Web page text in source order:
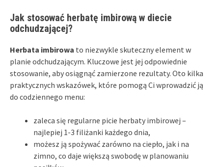
Jak stosować herbatę imbirową w diecie
odchudzającej?
Herbata imbirowa to niezwykle skuteczny element w
planie odchudzającym. Kluczowe jest jej odpowiednie
stosowanie, aby osiągnąć zamierzone rezultaty. Oto kilka
praktycznych wskazówek, które pomogą Ci wprowadzić ją
do codziennego menu:
zaleca się regularne picie herbaty imbirowej –
najlepiej 1-3 filiżanki każdego dnia,
możesz ją spożywać zarówno na ciepło, jak i na
zimno, co daje większą swobodę w planowaniu